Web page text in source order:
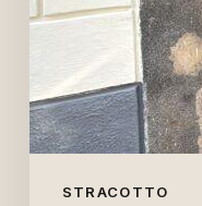
STRACOTTO